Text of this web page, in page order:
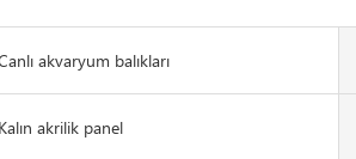
akvaryum balıkları
Kalın akrilik panel